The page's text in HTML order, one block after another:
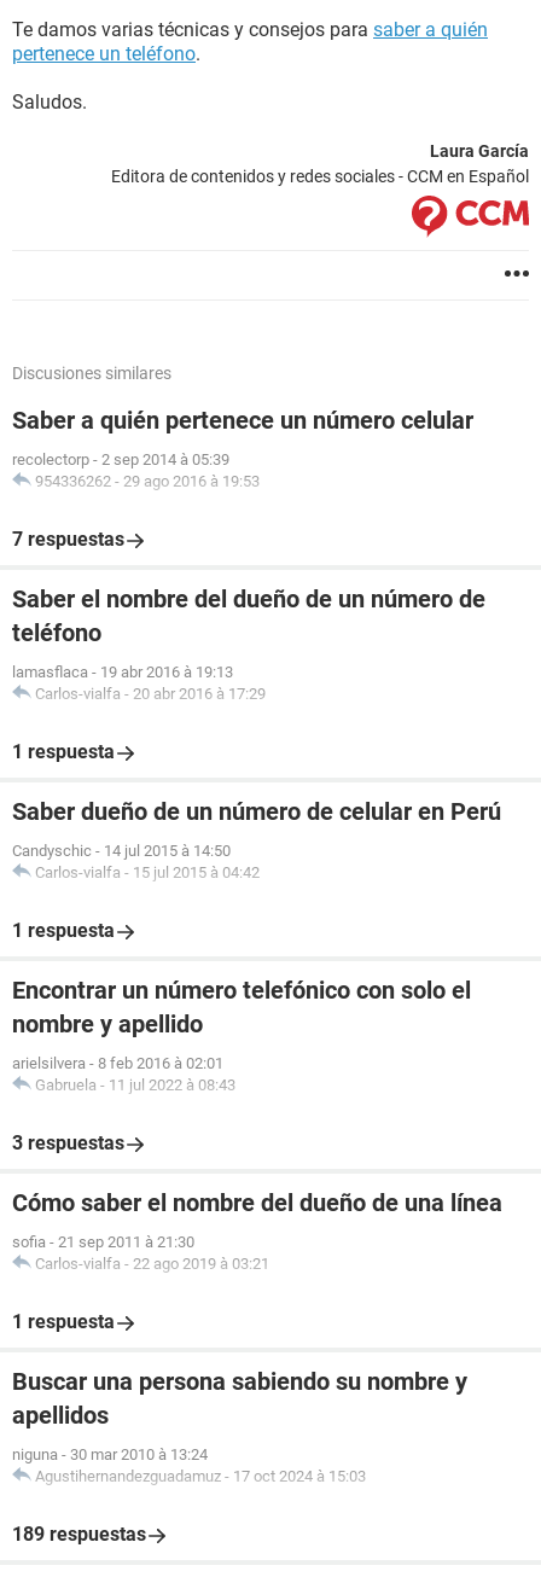
Te damos varias técnicas y consejos para saber a quién
pertenece un teléfono.
Saludos.
Laura García
Editora de contenidos y redes sociales - CCM en Español
Discusiones similares
Saber a quién pertenece un número celular
recolectorp - 2 sep 2014 à 05:39
954336262 - 29 ago 2016 à 19:53
7 respuestas
Saber el nombre del dueño de un número de
teléfono
lamasflaca - 19 abr 2016 à 19:13
Carlos-vialfa - 20 abr 2016 à 17:29
1 respuesta
Saber dueño de un número de celular en Perú
Candyschic - 14 jul 2015 à 14:50
Carlos-vialfa - 15 jul 2015 à 04:42
1 respuesta
Encontrar un número telefónico con solo el
nombre y apellido
arielsilvera - 8 feb 2016 à 02:01
Gabruela - 11 jul 2022 à 08:43
3 respuestas
Cómo saber el nombre del dueño de una línea
sofia - 21 sep 2011 à 21:30
Carlos-vialfa - 22 ago 2019 à 03:21
1 respuesta
Buscar una persona sabiendo su nombre y
apellidos
niguna - 30 mar 2010 à 13:24
Agustihernandezguadamuz - 17 oct 2024 à 15:03
189 respuestas